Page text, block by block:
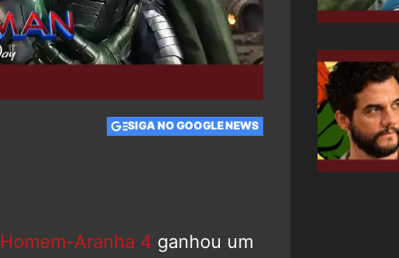
SIGA NO GOOGLE NEWS
Homem-Aranha 4 ganhou um